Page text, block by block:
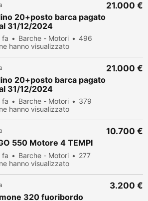
20+posto barca pagato
31/12/2024
fa Barche - Motori
496
hanno visualizzato
21.000 €
20+posto barca pagato
31/12/2024
fa Barche - Motori
379
hanno visualizzato
21.000 €
550 Motore 4 TEMPI
fa Barche - Motori
277
hanno visualizzato
10.700 €
320 fuoribordo
3.200 €